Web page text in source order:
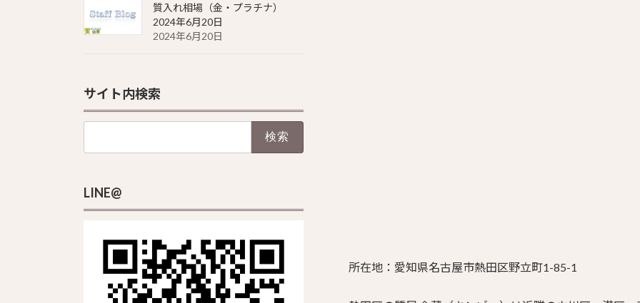
所在地：愛知県名古屋市熱田区野立町1-85-1
質入れ相場（金・プラチナ）
2024年6月20日
2024年6月20日
サイト内検索
LINE@